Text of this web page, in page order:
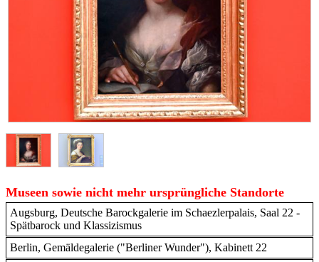
Museen sowie nicht mehr ursprüngliche Standorte
Augsburg, Deutsche Barockgalerie im Schaezlerpalais, Saal 22 -
Spätbarock und Klassizismus
Berlin, Gemäldegalerie ("Berliner Wunder"), Kabinett 22